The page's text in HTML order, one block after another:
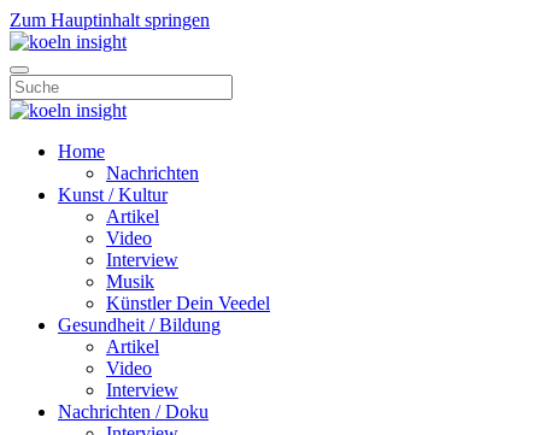
Zum Hauptinhalt springen
Home
Nachrichten
Kunst / Kultur
Artikel
Video
Interview
Musik
Künstler Dein Veedel
Gesundheit / Bildung
Artikel
Video
Interview
Nachrichten / Doku